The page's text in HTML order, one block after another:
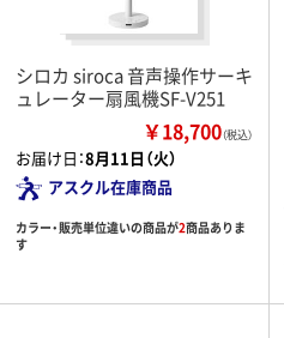
シロカ siroca 音声操作サーキ
ュレーター扇風機SF-V251
￥18,700（税込）
お届け日：8月11日（火）
アスクル在庫商品
カラー・販売単位違いの商品が2商品ありま
す